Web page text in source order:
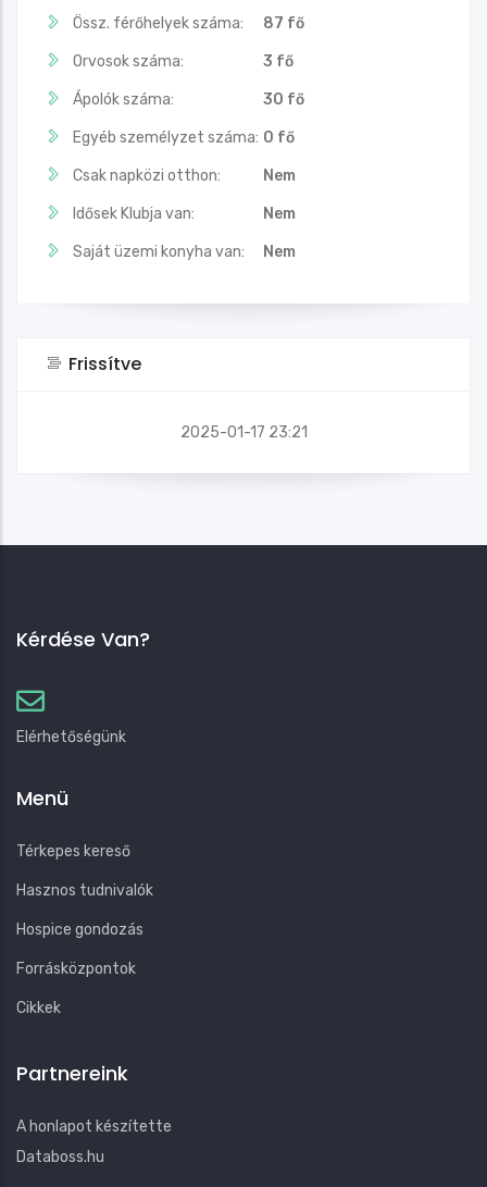
Össz. férőhelyek száma: 87 fő
Orvosok száma: 3 fő
Ápolók száma: 30 fő
Egyéb személyzet száma: 0 fő
Csak napközi otthon: Nem
Idősek Klubja van: Nem
Saját üzemi konyha van: Nem
Frissítve
2025-01-17 23:21
Kérdése Van?
Elérhetőségünk
Menü
Térkepes kereső
Hasznos tudnivalók
Hospice gondozás
Forrásközpontok
Cikkek
Partnereink
A honlapot készítette
Databoss.hu